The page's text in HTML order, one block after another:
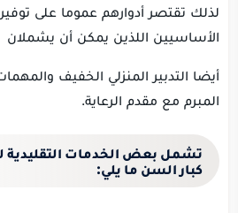
لذلك تقتصر أدوارهم عموما على
الأساسيين اللذين يمكن أن يشملان
أيضا التدبير المنزلي الخفيف
المبرم مع مقدم الرعاية.
تشمل بعض الخدمات التقليدية
كبار السن ما يلي: